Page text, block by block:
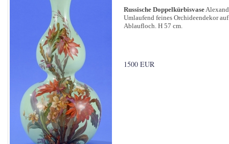
Russische Doppelkürbisvase
Umlaufend feines Orchideendekor
Ablaufloch. H 57 cm.
1500 EUR